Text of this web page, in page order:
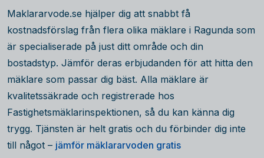
Maklararvode.se hjälper dig att snabbt få
kostnadsförslag från flera olika mäklare i Ragunda som
är specialiserade på just ditt område och din
bostadstyp. Jämför deras erbjudanden för att hitta den
mäklare som passar dig bäst. Alla mäklare är
kvalitetssäkrade och registrerade hos
Fastighetsmäklarinspektionen, så du kan känna dig
trygg. Tjänsten är helt gratis och du förbinder dig inte
till något – jämför mäklararvoden gratis